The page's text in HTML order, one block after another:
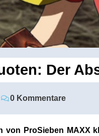
Der
0 Kommentare
von ProSieben MAXX